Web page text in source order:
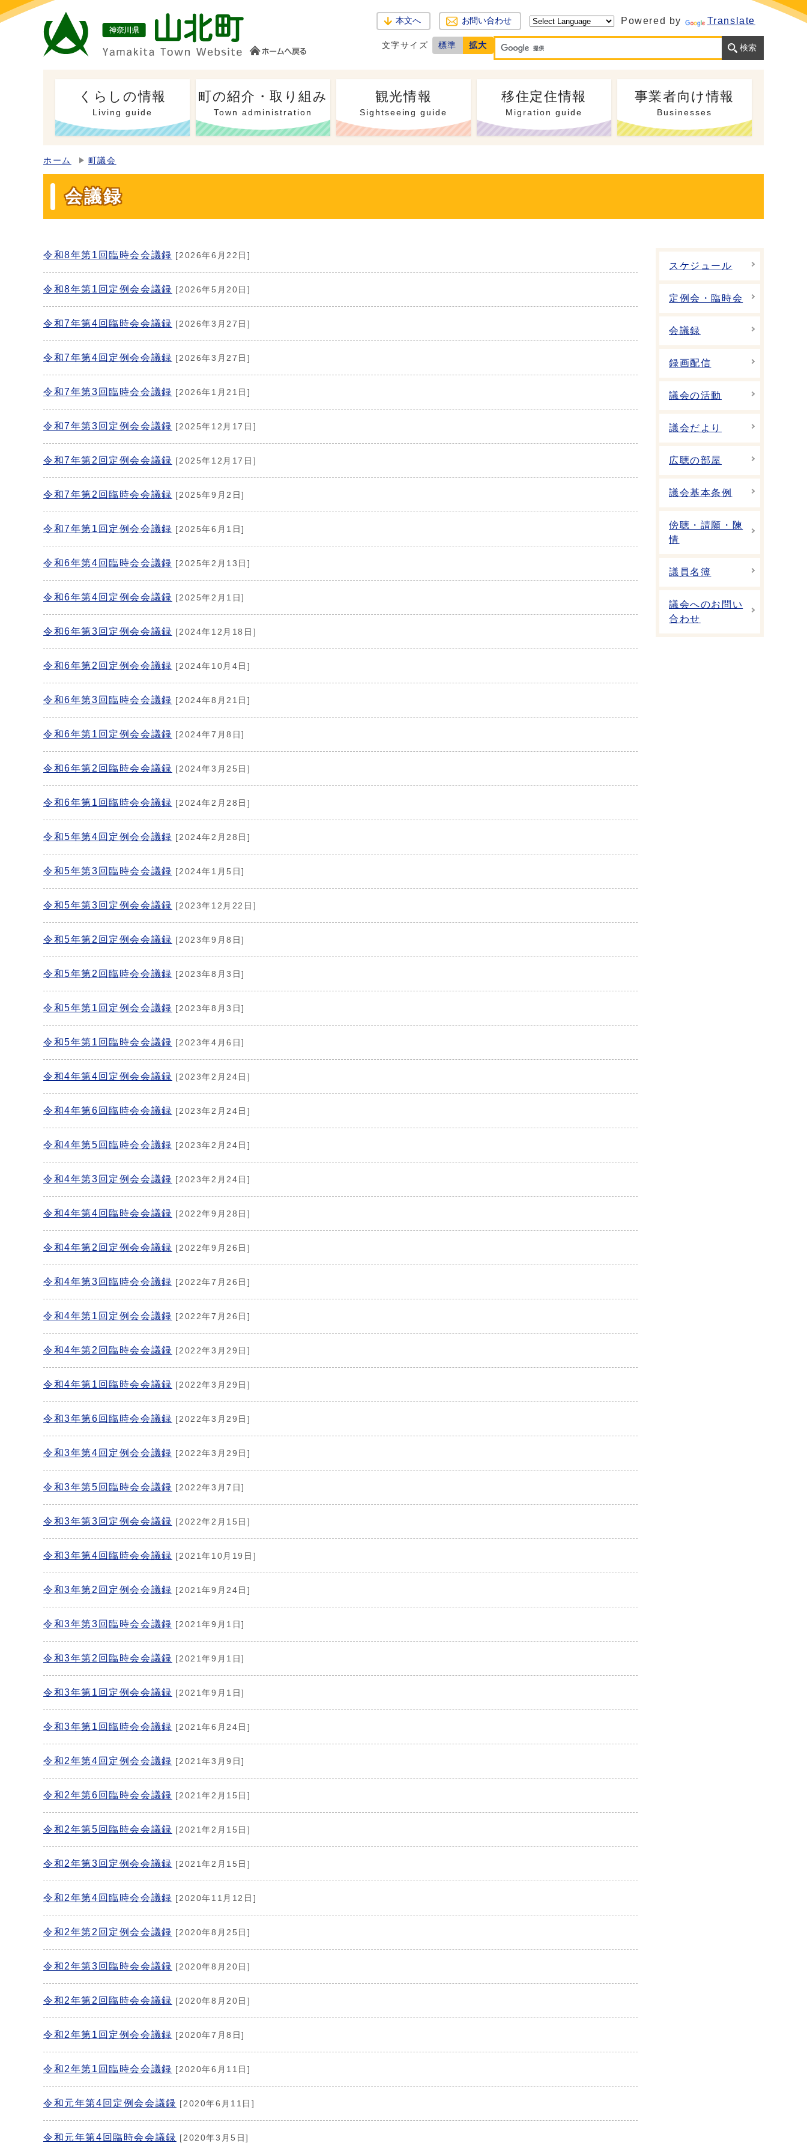
本文へ お問い合わせ Powered by Translate
文字サイズ 標準 拡大
くらしの情報
Living guide
町の紹介・取り組み
Town administration
観光情報
Sightseeing guide
移住定住情報
Migration guide
事業者向け情報
Businesses
ホーム 町議会
会議録
令和8年第1回臨時会会議録 [2026年6月22日]
令和8年第1回定例会会議録 [2026年5月20日]
令和7年第4回臨時会会議録 [2026年3月27日]
令和7年第4回定例会会議録 [2026年3月27日]
令和7年第3回臨時会会議録 [2026年1月21日]
令和7年第3回定例会会議録 [2025年12月17日]
令和7年第2回定例会会議録 [2025年12月17日]
令和7年第2回臨時会会議録 [2025年9月2日]
令和7年第1回定例会会議録 [2025年6月1日]
令和6年第4回臨時会会議録 [2025年2月13日]
令和6年第4回定例会会議録 [2025年2月1日]
令和6年第3回定例会会議録 [2024年12月18日]
令和6年第2回定例会会議録 [2024年10月4日]
令和6年第3回臨時会会議録 [2024年8月21日]
令和6年第1回定例会会議録 [2024年7月8日]
令和6年第2回臨時会会議録 [2024年3月25日]
令和6年第1回臨時会会議録 [2024年2月28日]
令和5年第4回定例会会議録 [2024年2月28日]
令和5年第3回臨時会会議録 [2024年1月5日]
令和5年第3回定例会会議録 [2023年12月22日]
令和5年第2回定例会会議録 [2023年9月8日]
令和5年第2回臨時会会議録 [2023年8月3日]
令和5年第1回定例会会議録 [2023年8月3日]
令和5年第1回臨時会会議録 [2023年4月6日]
令和4年第4回定例会会議録 [2023年2月24日]
令和4年第6回臨時会会議録 [2023年2月24日]
令和4年第5回臨時会会議録 [2023年2月24日]
令和4年第3回定例会会議録 [2023年2月24日]
令和4年第4回臨時会会議録 [2022年9月28日]
令和4年第2回定例会会議録 [2022年9月26日]
令和4年第3回臨時会会議録 [2022年7月26日]
令和4年第1回定例会会議録 [2022年7月26日]
令和4年第2回臨時会会議録 [2022年3月29日]
令和4年第1回臨時会会議録 [2022年3月29日]
令和3年第6回臨時会会議録 [2022年3月29日]
令和3年第4回定例会会議録 [2022年3月29日]
令和3年第5回臨時会会議録 [2022年3月7日]
令和3年第3回定例会会議録 [2022年2月15日]
令和3年第4回臨時会会議録 [2021年10月19日]
令和3年第2回定例会会議録 [2021年9月24日]
令和3年第3回臨時会会議録 [2021年9月1日]
令和3年第2回臨時会会議録 [2021年9月1日]
令和3年第1回定例会会議録 [2021年9月1日]
令和3年第1回臨時会会議録 [2021年6月24日]
令和2年第4回定例会会議録 [2021年3月9日]
令和2年第6回臨時会会議録 [2021年2月15日]
令和2年第5回臨時会会議録 [2021年2月15日]
令和2年第3回定例会会議録 [2021年2月15日]
令和2年第4回臨時会会議録 [2020年11月12日]
令和2年第2回定例会会議録 [2020年8月25日]
令和2年第3回臨時会会議録 [2020年8月20日]
令和2年第2回臨時会会議録 [2020年8月20日]
令和2年第1回定例会会議録 [2020年7月8日]
令和2年第1回臨時会会議録 [2020年6月11日]
令和元年第4回定例会会議録 [2020年6月11日]
令和元年第4回臨時会会議録 [2020年3月5日]
スケジュール
定例会・臨時会
会議録
録画配信
議会の活動
議会だより
広聴の部屋
議会基本条例
傍聴・請願・陳
情
議員名簿
議会へのお問い
合わせ